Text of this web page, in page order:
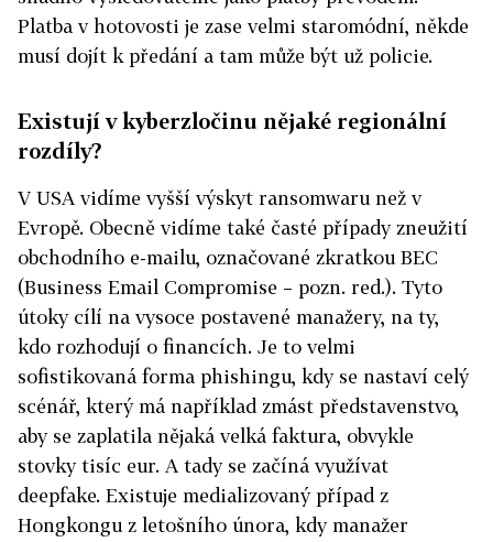
Platba v hotovosti je zase velmi staromódní, někde
musí dojít k předání a tam může být už policie.
Existují v kyberzločinu nějaké regionální
rozdíly?
V USA vidíme vyšší výskyt ransomwaru než v
Evropě. Obecně vidíme také časté případy zneužití
obchodního e-mailu, označované zkratkou BEC
(Business Email Compromise – pozn. red.). Tyto
útoky cílí na vysoce postavené manažery, na ty,
kdo rozhodují o financích. Je to velmi
sofistikovaná forma phishingu, kdy se nastaví celý
scénář, který má například zmást představenstvo,
aby se zaplatila nějaká velká faktura, obvykle
stovky tisíc eur. A tady se začíná využívat
deepfake. Existuje medializovaný případ z
Hongkongu z letošního února, kdy manažer